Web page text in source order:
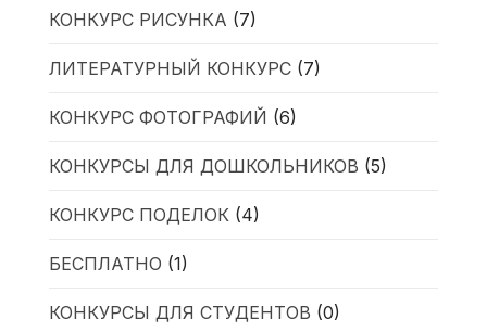
КОНКУРС РИСУНКА (7)
ЛИТЕРАТУРНЫЙ КОНКУРС(7)
КОНКУРС ФОТОГРАФИЙ (6)
КОНКУРСЫ ДЛЯ ДОШКОЛЬНИКОВ (5)
КОНКУРС ПОДЕЛОК(4)
БЕСПЛАТНО (1)
КОНКУРСЫ ДЛЯ СТУДЕНТОВ (0)